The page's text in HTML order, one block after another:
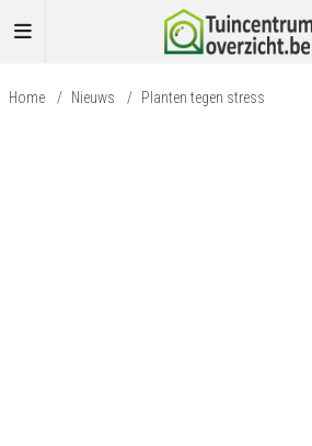
Home / Nieuws / Planten tegen stress